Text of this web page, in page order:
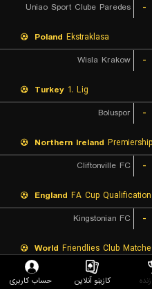
Uniao Sport Clube Paredes
-
Poland Ekstraklasa
Wisla Krakow
-
Turkey 1. Lig
Boluspor
-
Northern Ireland Premiership
Cliftonville FC
-
England FA Cup Qualification
Kingstonian FC
-
World Friendlies Club
Osasuna (W)
کازینو آنلاین حساب کاربری